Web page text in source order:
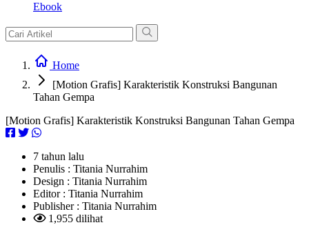
Ebook
Home
[Motion Grafis] Karakteristik Konstruksi Bangunan
Tahan Gempa
[Motion Grafis] Karakteristik Konstruksi Bangunan Tahan Gempa
7 tahun lalu
Penulis : Titania Nurrahim
Design : Titania Nurrahim
Editor : Titania Nurrahim
Publisher : Titania Nurrahim
1,955 dilihat